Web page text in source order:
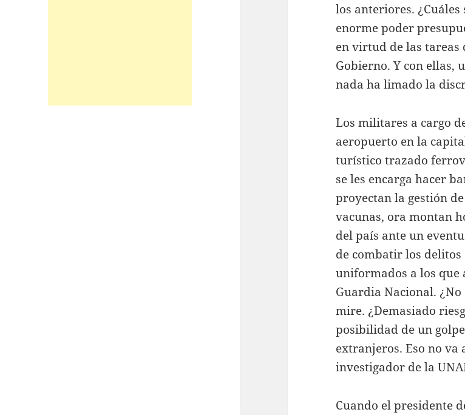
los anteriores.
enorme poder
en virtud de las tareas
Gobierno. Y con ellas,
nada ha limado la
Los militares a cargo
aeropuerto en la
turístico trazado
se les encarga hacer
proyectan la gestión
vacunas, ora montan
del país ante un
de combatir los
uniformados a los que
Guardia Nacional.
mire. ¿Demasiado
posibilidad de un
extranjeros. Eso no va
investigador de la
Cuando el presidente